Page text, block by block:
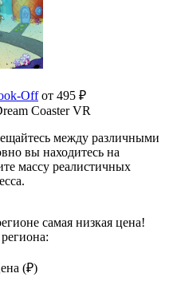
Offот 495 ₽
Coaster VR
между различными
вы находитесь на
массу реалистичных
самая низкая цена!
ена (₽)